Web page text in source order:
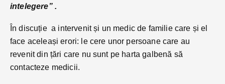
intelegere” .
În discuție a intervenit și un medic de familie care și el
face aceleași erori: le cere unor persoane care au
revenit din țări care nu sunt pe harta galbenă să
contacteze medicii.